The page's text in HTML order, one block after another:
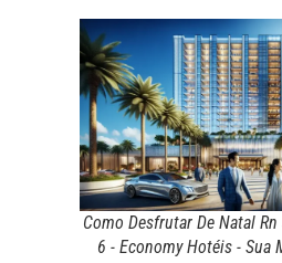
Como Desfrutar De Natal
6 - Economy Hotéis - Sua